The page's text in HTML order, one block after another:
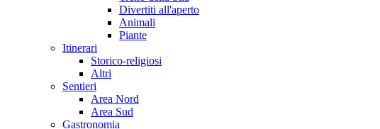
Divertiti all'aperto
Animali
Piante
Itinerari
Storico-religiosi
Altri
Sentieri
Area Nord
Area Sud
Gastronomia